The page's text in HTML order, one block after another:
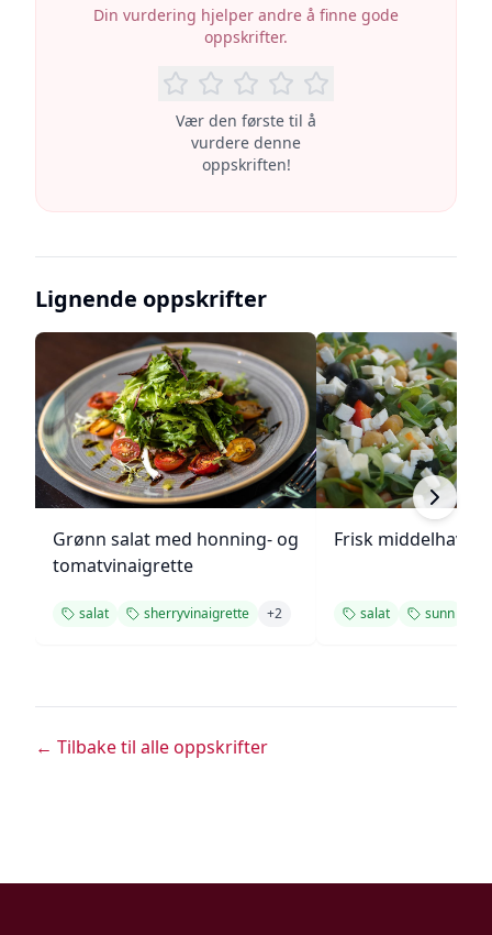
Din vurdering hjelper andre å finne gode
oppskrifter.
Vær den første til å
vurdere denne
oppskriften!
Lignende oppskrifter
Grønn salat med honning- og
tomatvinaigrette
salat sherryvinaigrette +2
Frisk middelhavs
salat sunn
← Tilbake til alle oppskrifter